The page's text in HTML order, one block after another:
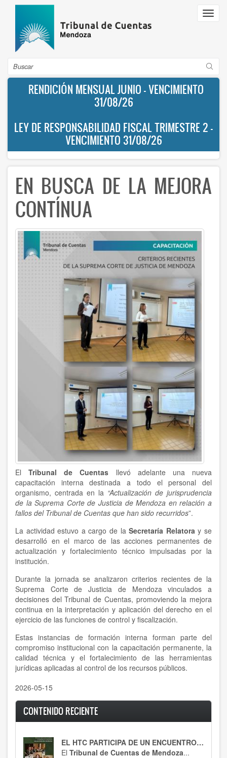
Pasar
contenido
principal
Buscar
RENDICIÓN MENSUAL JUNIO - VENCIMIENTO
31/08/26
LEY DE RESPONSABILIDAD FISCAL TRIMESTRE 2 -
VENCIMIENTO 31/08/26
EN BUSCA DE LA MEJORA
CONTÍNUA
ElTribunal de Cuentas llevó adelante una nueva
capacitación interna destinada a todo el personal del
organismo, centrada en la “Actualización de jurisprudencia
de la Suprema Corte de Justicia de Mendoza en relación a
fallos del Tribunal de Cuentas que han sido recurridos”.
La actividad estuvo a cargo de laSecretaría Relatoray se
desarrolló en el marco de las acciones permanentes de
actualización y fortalecimiento técnico impulsadas por la
institución.
Durante la jornada se analizaron criterios recientes de la
Suprema Corte de Justicia de Mendoza vinculados a
decisiones del Tribunal de Cuentas, promoviendo la mejora
continua en la interpretación y aplicación del derecho en el
ejercicio de las funciones de control y fiscalización.
Estas instancias de formación interna forman parte del
compromiso institucional con la capacitación permanente, la
calidad técnica y el fortalecimiento de las herramientas
jurídicas aplicadas al control de los recursos públicos.
2026-05-15
CONTENIDO RECIENTE
EL HTC PARTICIPA DE UN ENCUENTRO CLAVE
El Tribunal de Cuentas de Mendoza...